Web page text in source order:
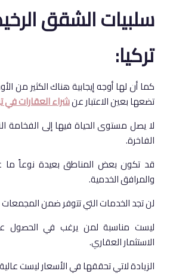
سلبيات الشقق
تركيا:
كما أن لها أوجه إيجابية هناك الكثير من
تضعها بعين الاعتبار عنشراء العقارات في
لا يصل مستوى الحياة فيها إلى الفخامة
الفاخرة.
قد تكون بعض المناطق بعيدة نوعاً ما
والمرافق الخدمية.
لن تجد الخدمات التي تتوفر ضمن المجمعات
ليست مناسبة لمن يرغب في الحصول
الاستثمار العقاري.
الزيادة لاتي تحققها في الأسعار ليست